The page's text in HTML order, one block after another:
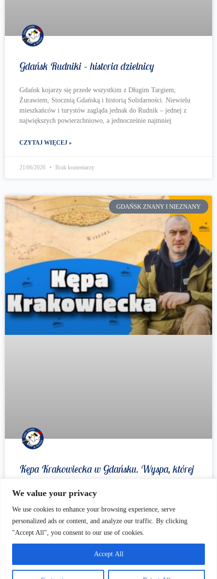
We value your privacy
We use cookies to enhance your browsing experience, serve
personalized ads or content, and analyze our traffic. By clicking
"Accept All", you consent to our use of cookies.
Accept All
Gdańsk Rudniki – historia dzielnicy
Gdańsk kojarzy się przede wszystkim z Długim Targiem,
Żurawiem, Stocznią Gdańską i historią Solidarności. Niewielu
mieszkańców i turystów zagląda jednak do Rudnik – jednej z
największych powierzchniowo, a jednocześnie najmniej
CZYTAJ WIĘCEJ »
21/06/2026 Brak komentarzy
GDAŃSK ZNANY I NIEZNANY
Kępa Krakowiecka w Gdańsku. Wyspa, której
50 lat temu na Martwej Wiśle, na wysokości Krakowca i
Miała niespełna 14 hektarów, około 600 metrów długości i 160
szerokości. W najwyższym